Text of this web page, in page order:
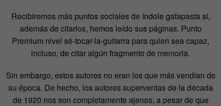
Recibiremos más puntos sociales de índole gafapasta si,
además de citarlos, hemos leído sus páginas. Punto
Premium nivel sé-tocar-la-guitarra para quien sea capaz,
incluso, de citar algún fragmento de memoria.
Sin embargo, estos autores no eran los que más vendían de
su época. De hecho, los autores superventas de la década
de 1920 nos son completamente ajenos, a pesar de que